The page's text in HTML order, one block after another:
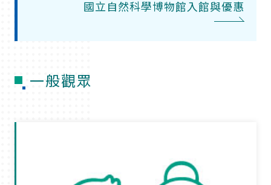
國立自然科學博物館入館與優惠
一般觀眾